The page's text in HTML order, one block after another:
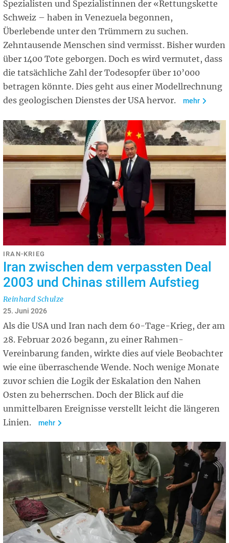
Spezialisten und Spezialistinnen der «Rettungskette
Schweiz – haben in Venezuela begonnen,
Überlebende unter den Trümmern zu suchen.
Zehntausende Menschen sind vermisst. Bisher wurden
über 1400 Tote geborgen. Doch es wird vermutet, dass
die tatsächliche Zahl der Todesopfer über 10’000
betragen könnte. Dies geht aus einer Modellrechnung
des geologischen Dienstes der USA hervor.
mehr
IRAN-KRIEG
Iran zwischen dem verpassten Deal
2003 und Chinas stillem Aufstieg
Reinhard Schulze
25. Juni 2026
Als die USA und Iran nach dem 60-Tage-Krieg, der am
28. Februar 2026 begann, zu einer Rahmen-
Vereinbarung fanden, wirkte dies auf viele Beobachter
wie eine überraschende Wende. Noch wenige Monate
zuvor schien die Logik der Eskalation den Nahen
Osten zu beherrschen. Doch der Blick auf die
unmittelbaren Ereignisse verstellt leicht die längeren
Linien.
mehr